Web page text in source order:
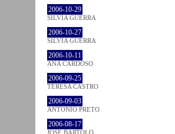
2006-10-29
SÍLVIA GUERRA
2006-10-27
SÍLVIA GUERRA
2006-10-11
ANA CARDOSO
2006-09-25
TERESA CASTRO
2006-09-03
ANTÓNIO PRETO
2006-08-17
JOSÉ BÁRTOLO